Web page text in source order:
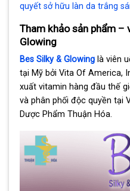
quyết sở hữu làn da trắng
Tham khảo sản phẩm –
Glowing
Bes Silky & Glowing là viên
tại Mỹ bởi Vita Of America,
xuất vitamin hàng đầu thế
và phân phối độc quyền tại
Dược Phẩm Thuận Hóa.